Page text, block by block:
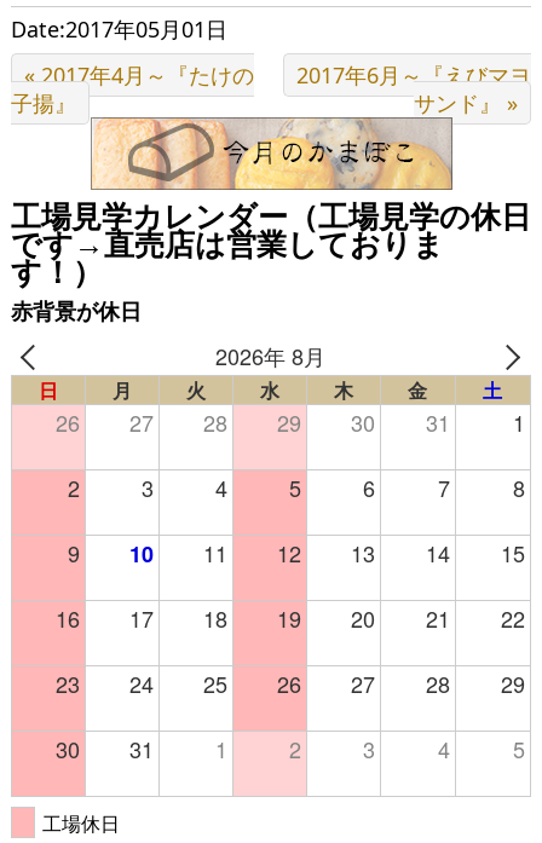
Date:2017年05月01日
« 2017年4月～『たけの
子揚』
2017年6月～『えびマヨ
サンド』 »
工場見学カレンダー（工場見学の休日
です→直売店は営業しておりま
す！）
赤背景が休日
2026年 8月
日 月 火 水 木 金 土
26 27 28 29 30 31 1
2 3 4 5 6 7 8
9 10 11 12 13 14 15
16 17 18 19 20 21 22
23 24 25 26 27 28 29
30 31 1 2 3 4 5
工場休日